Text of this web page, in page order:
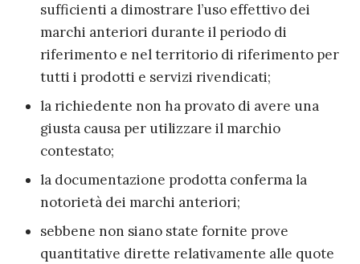
sufficienti a dimostrare l’uso effettivo dei
marchi anteriori durante il periodo di
riferimento e nel territorio di riferimento per
tutti i prodotti e servizi rivendicati;
la richiedente non ha provato di avere una
giusta causa per utilizzare il marchio
contestato;
la documentazione prodotta conferma la
notorietà dei marchi anteriori;
sebbene non siano state fornite prove
quantitative dirette relativamente alle quote